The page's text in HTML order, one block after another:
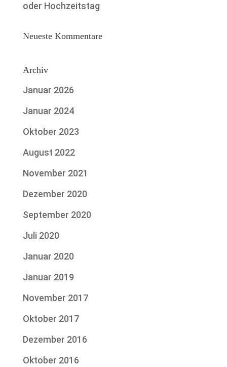
oder Hochzeitstag
Neueste Kommentare
Archiv
Januar 2026
Januar 2024
Oktober 2023
August 2022
November 2021
Dezember 2020
September 2020
Juli 2020
Januar 2020
Januar 2019
November 2017
Oktober 2017
Dezember 2016
Oktober 2016